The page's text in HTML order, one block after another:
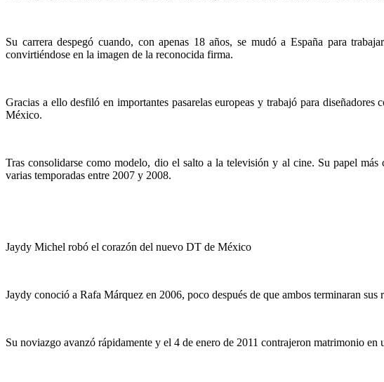
Su carrera despegó cuando, con apenas 18 años, se mudó a España para
convirtiéndose en la imagen de la reconocida firma.
Gracias a ello desfiló en importantes pasarelas europeas y trabajó para
México.
Tras consolidarse como modelo, dio el salto a la televisión y al cine. Su papel
varias temporadas entre 2007 y 2008.
Jaydy Michel robó el corazón del nuevo DT de México
Jaydy conoció a Rafa Márquez en 2006, poco después de que ambos terminaran sus
Su noviazgo avanzó rápidamente y el 4 de enero de 2011 contrajeron matrimonio